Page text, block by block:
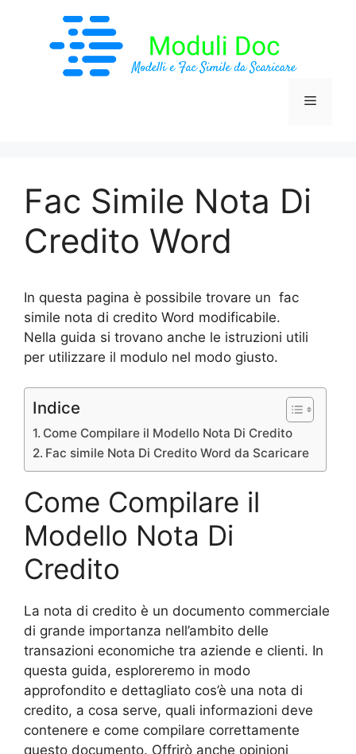
contenuto
Menu
Fac Simile Nota Di
Credito Word
In questa pagina è possibile trovare un fac
simile nota di credito Word modificabile.
Nella guida si trovano anche le istruzioni utili
per utilizzare il modulo nel modo giusto.
Indice
Come Compilare il Modello Nota Di Credito
Fac simile Nota Di Credito Word da Scaricare
Come Compilare il
Modello Nota Di
Credito
La nota di credito è un documento commerciale
di grande importanza nell’ambito delle
transazioni economiche tra aziende e clienti. In
questa guida, esploreremo in modo
approfondito e dettagliato cos’è una nota di
credito, a cosa serve, quali informazioni deve
contenere e come compilare correttamente
questo documento. Offrirò anche opinioni